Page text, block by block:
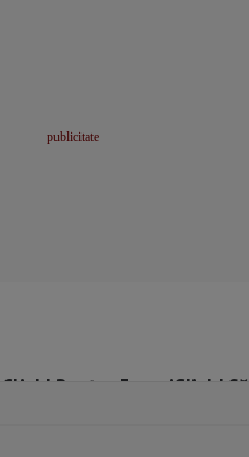
Click! Pentru FemeiClick!